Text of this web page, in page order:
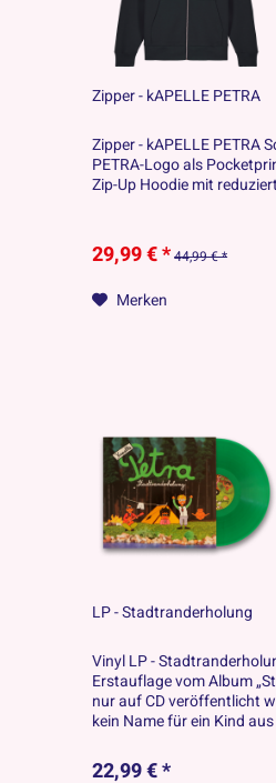
Zipper - kAPELLE PETRA
Zipper - kAPELLE PETRA
PETRA-Logo als
Zip-Up Hoodie mit
29,99 € *44,99 € *
Merken
LP - Stadtranderholung
Vinyl LP -
Erstauflage vom Album
nur auf CD veröffentlicht
kein Name für ein Kind
22,99 € *